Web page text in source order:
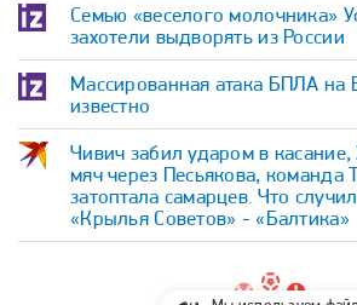
Семью «веселого молочника»
захотели выдворять из России
Массированная атака БПЛА на
известно
Чивич забил ударом в
мяч через Песьякова, команда
затоптала самарцев. Что
«Крылья Советов» - «Балтика»